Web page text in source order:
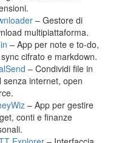
– Gestore di
multipiattaforma.
– App per note e to-do,
cifrato e markdown.
– Condividi file in
senza internet, open
– App per gestire
conti e finanze